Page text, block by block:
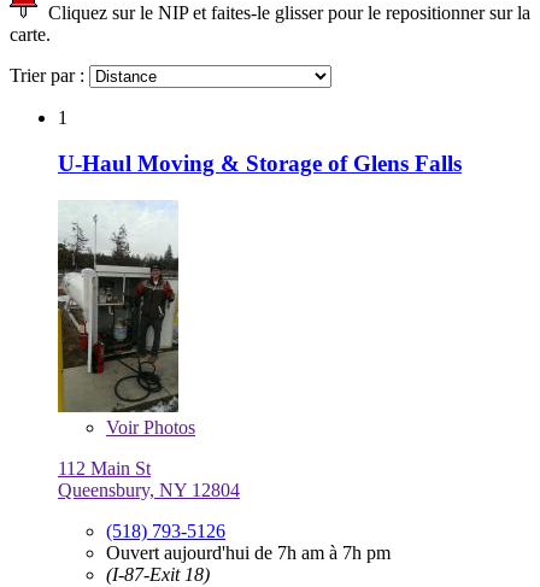
Cliquez sur le NIP et faites-le glisser pour le repositionner sur la
carte.
Trier par :
1
U-Haul Moving & Storage of Glens Falls
VoirPhotos
112 Main St
Queensbury, NY 12804
(518) 793-5126
Ouvert aujourd'hui de 7h am à 7h pm
(I-87-Exit 18)